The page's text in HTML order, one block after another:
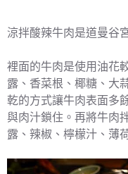
涼拌酸辣牛肉是道曼谷
裡面的牛肉是使用油花
露、香菜根、椰糖、大
乾的方式讓牛肉表面多
與肉汁鎖住。再將牛肉
露、辣椒、檸檬汁、薄